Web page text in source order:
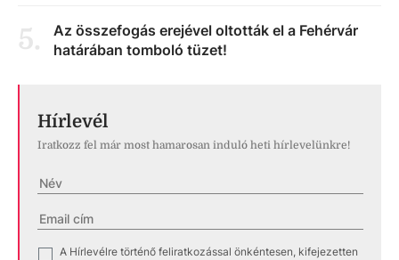
5.
Az összefogás erejével oltották el a Fehérvár
határában tomboló tüzet!
Hírlevél
Iratkozz fel már most hamarosan induló heti hírlevelünkre!
A Hírlevélre történő feliratkozással önkéntesen, kifejezetten